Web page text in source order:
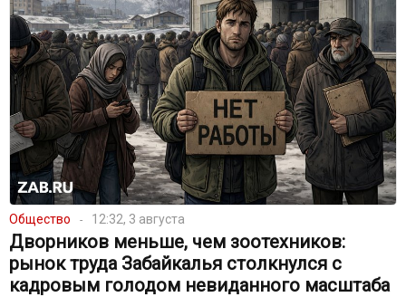
Общество 12:32, 3 августа
Дворников меньше, чем зоотехников:
рынок труда Забайкалья столкнулся с
кадровым голодом невиданного масштаба